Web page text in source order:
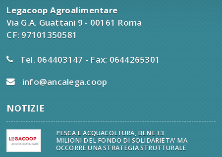
Legacoop Agroalimentare
Via G.A. Guattani 9 - 00161 Roma
CF: 97101350581
Tel. 064403147 - Fax: 0644265301
info@ancalega.coop
NOTIZIE
PESCA E ACQUACOLTURA, BENE I 3
MILIONI DEL FONDO DI SOLIDARIETA' MA
OCCORRE UNA STRATEGIA STRUTTURALE